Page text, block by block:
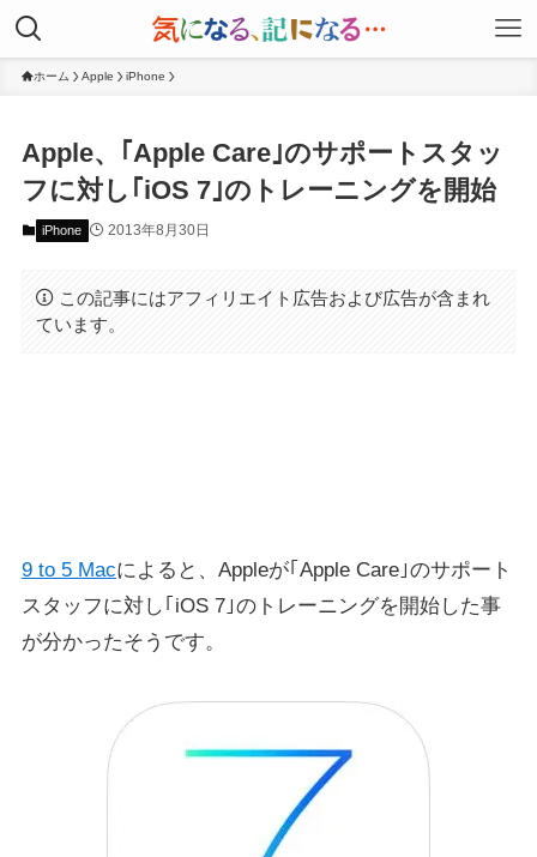
ホーム Apple iPhone
Apple、｢Apple Care｣のサポートスタッ
フに対し｢iOS 7｣のトレーニングを開始
iPhone 2013年8月30日
この記事にはアフィリエイト広告および広告が含まれ
ています。
9 to 5 Macによると、Appleが｢Apple Care｣のサポート
スタッフに対し｢iOS 7｣のトレーニングを開始した事
が分かったそうです。